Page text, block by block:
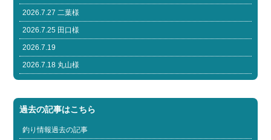
2026.7.27 二葉様
2026.7.25 田口様
2026.7.19
2026.7.18 丸山様
過去の記事はこちら
釣り情報過去の記事